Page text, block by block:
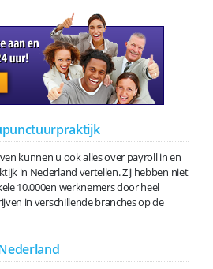
kunnen u ook alles over payroll in en
in Nederland vertellen. Zij hebben niet
10.000en werknemers door heel
in verschillende branches op de